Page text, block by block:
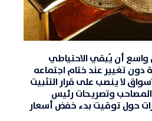
واسع أن يُبقيالاحتياطي
دون تغيير عند ختام اجتماعه
لا ينصب على قرار التثبيت
المصاحب وتصريحات رئيس
حول توقيت بدء خفض أسعار